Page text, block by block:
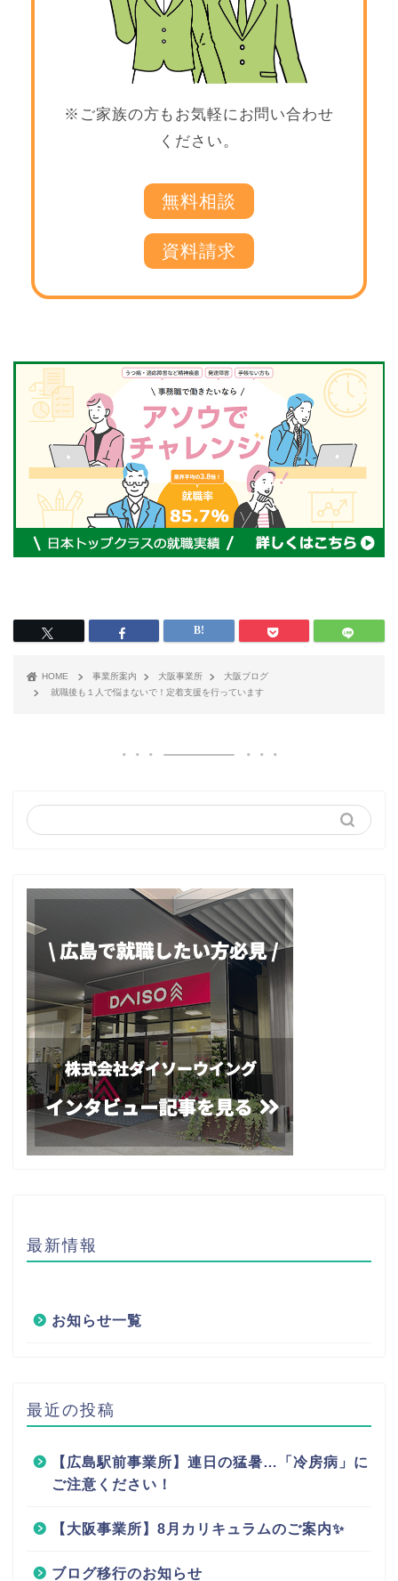
※ご家族の方もお気軽にお問い合わせ
ください。
無料相談
資料請求
HOME 事業所案内 大阪事業所
大阪ブログ
就職後も１人で悩まないで！定着支援を行っています
最新情報
お知らせ一覧
最近の投稿
【広島駅前事業所】連日の猛暑…「冷房病」に
ご注意ください！
【大阪事業所】8月カリキュラムのご案内✨
ブログ移行のお知らせ